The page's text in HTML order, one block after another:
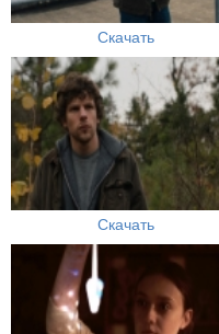
Скачать
Скачать